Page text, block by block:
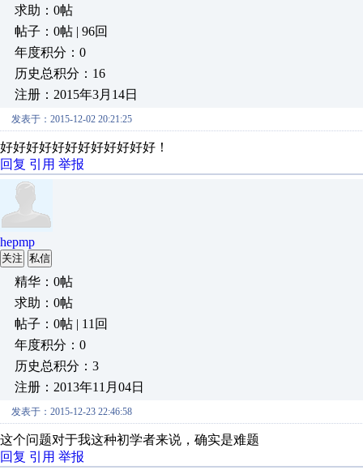
求助：0帖
帖子：0帖 | 96回
年度积分：0
历史总积分：16
注册：2015年3月14日
发表于：2015-12-02 20:21:25
好好好好好好好好好好好好！
回复 引用 举报
hepmp
关注 私信
精华：0帖
求助：0帖
帖子：0帖 | 11回
年度积分：0
历史总积分：3
注册：2013年11月04日
发表于：2015-12-23 22:46:58
这个问题对于我这种初学者来说，确实是难题
回复 引用 举报